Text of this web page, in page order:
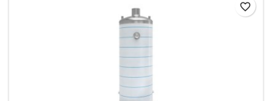
favorite_border